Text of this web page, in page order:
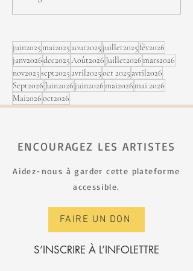
juin2025mai2025 aout2025juillet2025fév2026
janv2026dec2025Août2026 Juillet2026mars2026
nov2025sept2025 avril2025oct 2025 avril2026
Sept2026 Juin2026juin2026mai2026mai 2026
Mai2026oct2026
ENCOURAGEZ LES ARTISTES
Aidez-nous à garder cette plateforme
accessible.
FAIRE UN DON
S’INSCRIRE À L’INFOLETTRE